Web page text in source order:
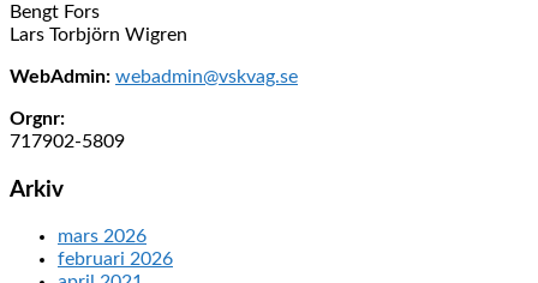
Bengt Fors
Lars Torbjörn Wigren
WebAdmin: webadmin@vskvag.se
Orgnr:
717902-5809
Arkiv
mars 2026
februari 2026